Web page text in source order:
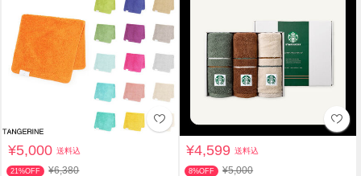
¥5,000送料込
21%OFF ¥6,380
¥4,599送料込
8%OFF ¥5,000